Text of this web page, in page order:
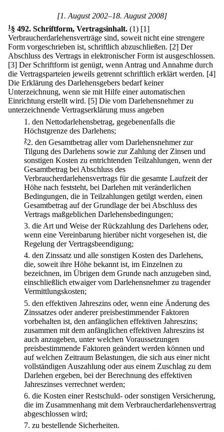
[1. August 2002–18. August 2008]
1§ 492. Schriftform, Vertragsinhalt. (1) [1]
Verbraucherdarlehensverträge sind, soweit nicht eine strengere
Form vorgeschrieben ist, schriftlich abzuschließen. [2] Der
Abschluss des Vertrags in elektronischer Form ist ausgeschlossen.
[3] Der Schriftform ist genügt, wenn Antrag und Annahme durch
die Vertragsparteien jeweils getrennt schriftlich erklärt werden. [4]
Die Erklärung des Darlehensgebers bedarf keiner
Unterzeichnung, wenn sie mit Hilfe einer automatischen
Einrichtung erstellt wird. [5] Die vom Darlehensnehmer zu
unterzeichnende Vertragserklärung muss angeben
1. den Nettodarlehensbetrag, gegebenenfalls die
Höchstgrenze des Darlehens;
22. den Gesamtbetrag aller vom Darlehensnehmer zur
Tilgung des Darlehens sowie zur Zahlung der Zinsen und
sonstigen Kosten zu entrichtenden Teilzahlungen, wenn der
Gesamtbetrag bei Abschluss des
Verbraucherdarlehensvertrags für die gesamte Laufzeit der
Höhe nach feststeht, bei Darlehen mit veränderlichen
Bedingungen, die in Teilzahlungen getilgt werden, einen
Gesamtbetrag auf der Grundlage der bei Abschluss des
Vertrags maßgeblichen Darlehensbedingungen;
3. die Art und Weise der Rückzahlung des Darlehens oder,
wenn eine Vereinbarung hierüber nicht vorgesehen ist, die
Regelung der Vertragsbeendigung;
4. den Zinssatz und alle sonstigen Kosten des Darlehens,
die, soweit ihre Höhe bekannt ist, im Einzelnen zu
bezeichnen, im Übrigen dem Grunde nach anzugeben sind,
einschließlich etwaiger vom Darlehensnehmer zu tragender
Vermittlungskosten;
5. den effektiven Jahreszins oder, wenn eine Änderung des
Zinssatzes oder anderer preisbestimmender Faktoren
vorbehalten ist, den anfänglichen effektiven Jahreszins;
zusammen mit dem anfänglichen effektiven Jahreszins ist
auch anzugeben, unter welchen Voraussetzungen
preisbestimmende Faktoren geändert werden können und
auf welchen Zeitraum Belastungen, die sich aus einer nicht
vollständigen Auszahlung oder aus einem Zuschlag zu dem
Darlehen ergeben, bei der Berechnung des effektiven
Jahreszinses verrechnet werden;
6. die Kosten einer Restschuld- oder sonstigen Versicherung,
die im Zusammenhang mit dem Verbraucherdarlehensvertrag
abgeschlossen wird;
7. zu bestellende Sicherheiten.